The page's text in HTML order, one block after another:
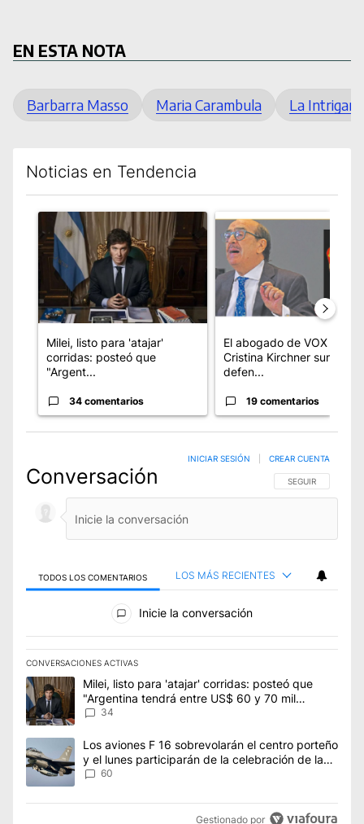
EN ESTA NOTA
Barbarra Masso Maria Carambula La
Noticias en Tendencia
Un artículo de tendencia con el título "Milei, listo para
Milei, listo para 'atajar'
corridas: posteó que
"Argent...
34 comentarios
Un artículo de tendencia
El abogado de VOX que
Cristina Kirchner sumó a
defen...
19 comentarios
Conversación SIGA ESTA
SEGUIR
INICIAR SESIÓN CREAR CUENTA
TODOS LOS COMENTARIOS LOS MÁS RECIENTES
Todos los comentarios
Inicie la conversación
CONVERSACIONES ACTIVAS
Este listado muestra los artículos con más comentarios en los
Un artículo de tendencia con el título "Milei, listo para 'atajar'
Milei, listo para 'atajar' corridas: posteó que
"Argentina tendrá entre US$ 60 y 70 mil
millones"
34
Un artículo de tendencia con el título "Los aviones F 16
Los aviones F 16 sobrevolarán el centro porteño
y el lunes participarán de la celebración de la
Fuerza Aérea
60
Gestionado por